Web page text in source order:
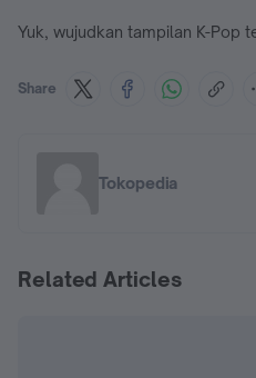
Yuk, wujudkan tampilan K-Pop
Share
Tokopedia
Related Articles